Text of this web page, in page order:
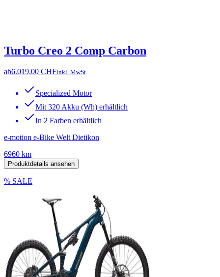
Turbo Creo 2 Comp Carbon
ab6.019,00 CHFinkl. MwSt
Specialized Motor
Mit 320 Akku (Wh) erhältlich
In 2 Farben erhältlich
e-motion e-Bike Welt Dietikon
6960 km
Produktdetails ansehen
% SALE